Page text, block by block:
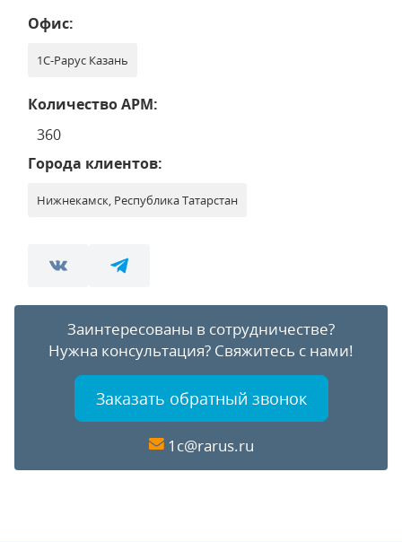
Офис:
1С-Рарус Казань
Количество АРМ:
360
Города клиентов:
Нижнекамск, Республика Татарстан
Заинтересованы в сотрудничестве?
Нужна консультация? Свяжитесь с нами!
Заказать обратный звонок
1c@rarus.ru